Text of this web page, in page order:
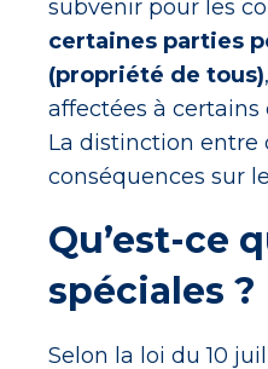
subvenir pour les
certaines parties
(propriété de tous)
affectées à certains
La distinction entre
conséquences sur
Qu’est-ce
spéciales ?
Selon la loi du 10